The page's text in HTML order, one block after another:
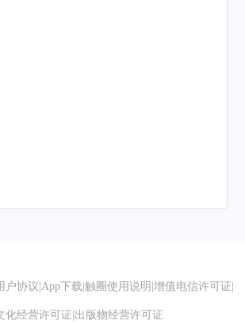
户协议 App下载 触圈使用说明 增值电信许可证
化经营许可证 出版物经营许可证